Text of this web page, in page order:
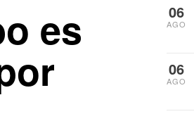
es 06
AGO
06
AGO